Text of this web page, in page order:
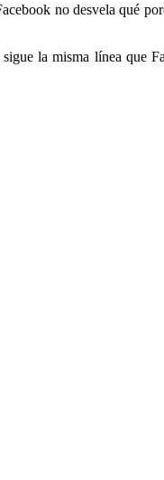
no desvela qué
la misma línea que